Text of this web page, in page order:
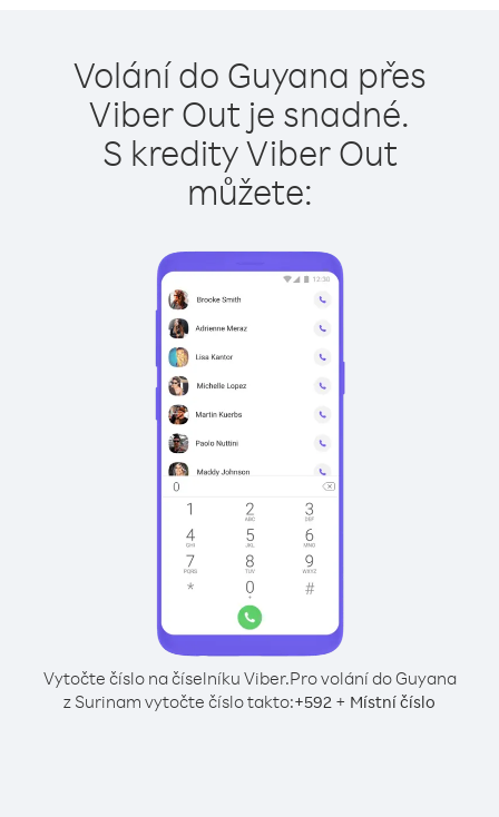
Volání do Guyana přes
Viber Out je snadné.
S kredity Viber Out
můžete:
Vytočte číslo na číselníku Viber.Pro volání do Guyana
z Surinam vytočte číslo takto:+592 + Místní číslo